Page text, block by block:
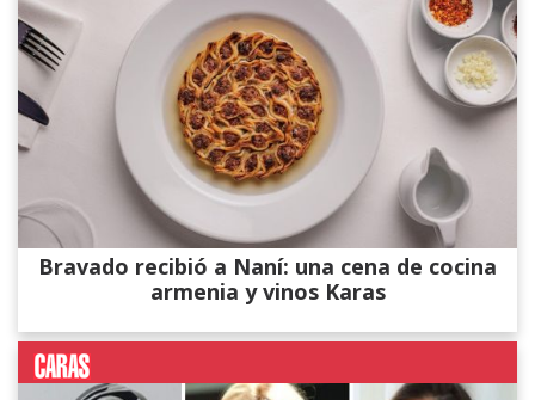
Bravado recibió a Naní: una cena de cocina
armenia y vinos Karas